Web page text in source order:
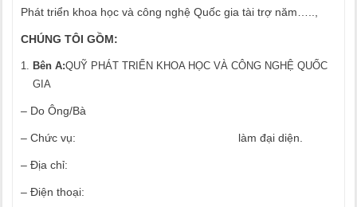
Phát triển khoa học và công nghệ Quốc gia tài trợ năm…..,
CHÚNG TÔI GỒM:
Bên A:QUỸ PHÁT TRIỂN KHOA HỌC VÀ CÔNG NGHỆ QUỐC
GIA
– Do Ông/Bà
– Chức vụ: làm đại diện.
– Địa chỉ:
– Điện thoại: